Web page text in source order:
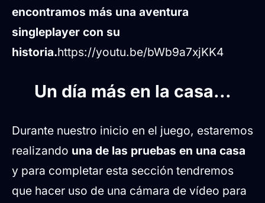
encontramos más una aventura
singleplayer con su
historia.https://youtu.be/bWb9a7xjKK4
Un día más en la casa...
Durante nuestro inicio en el juego, estaremos
realizando una de las pruebas en una casa
y para completar esta sección tendremos
que hacer uso de una cámara de vídeo para